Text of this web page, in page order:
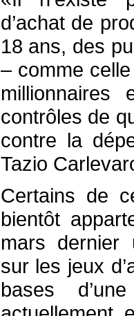
d’achat de
18 ans, des
– comme
contrôles de
contre la
Tazio
Certains de
bientôt
mars dernier
sur les jeux
bases